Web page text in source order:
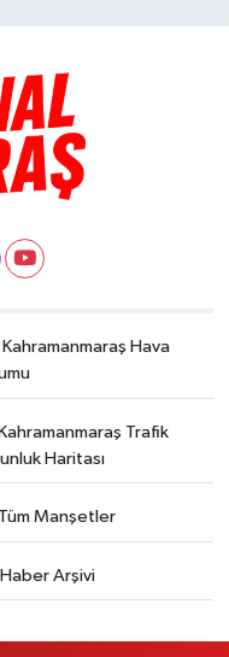
Kahramanmaraş Hava
Trafik
Haritası
Tüm Manşetler
Haber Arşivi